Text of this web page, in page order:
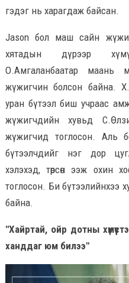
гэдэг нь харагдаж байсан.
Jason бол маш сайн
хятадын дүрээр
О.Амгаланбаатар маань
жүжигчин болсон байна.
уран бүтээл биш учраас
жүжигчдийн хувьд
жүжигчид тоглосон. Аль
бүтээлчдийг нэг дор
хэлэхэд, төрсөн ээж охин
тоглосон. Би бүтээлийнхээ
байна.
"Хайртай, ойр дотны
ханддаг юм билээ"